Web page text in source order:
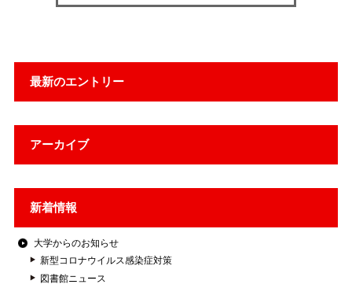
最新のエントリー
アーカイブ
新着情報
大学からのお知らせ
新型コロナウイルス感染症対策
図書館ニュース